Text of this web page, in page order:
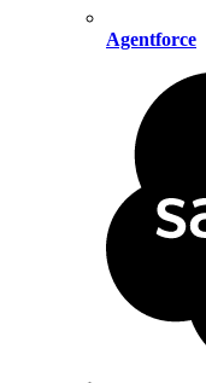
Agentforce